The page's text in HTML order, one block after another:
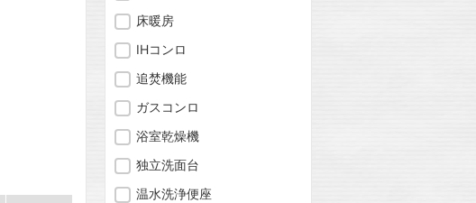
床暖房
IHコンロ
追焚機能
ガスコンロ
浴室乾燥機
独立洗面台
温水洗浄便座